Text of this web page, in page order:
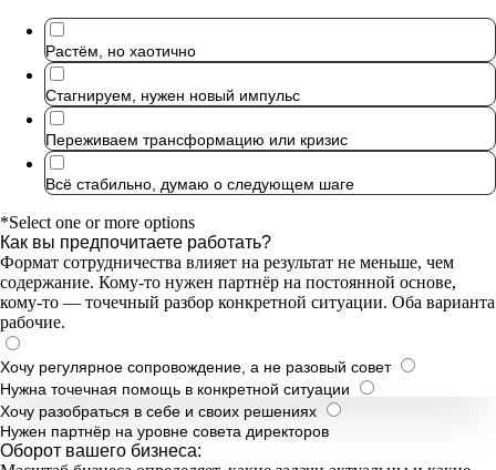
Растём, но хаотично
Стагнируем, нужен новый импульс
Переживаем трансформацию или кризис
Всё стабильно, думаю о следующем шаге
*Select one or more options
Как вы предпочитаете работать?
Формат сотрудничества влияет на результат не меньше, чем
содержание. Кому-то нужен партнёр на постоянной основе,
кому-то — точечный разбор конкретной ситуации. Оба варианта
рабочие.
Хочу регулярное сопровождение, а не разовый совет
Нужна точечная помощь в конкретной ситуации
Хочу разобраться в себе и своих решениях
Нужен партнёр на уровне совета директоров
Оборот вашего бизнеса: